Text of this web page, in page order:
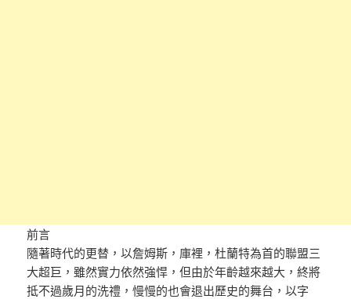
前言
隨著時代的更替，以詹姆斯，庫裡，杜蘭特為首的聯盟三
大超巨，雖然實力依然強悍，但由於年齡越來越大，終將
抵不過歲月的洗禮，慢慢的也會退出歷史的舞台，以字